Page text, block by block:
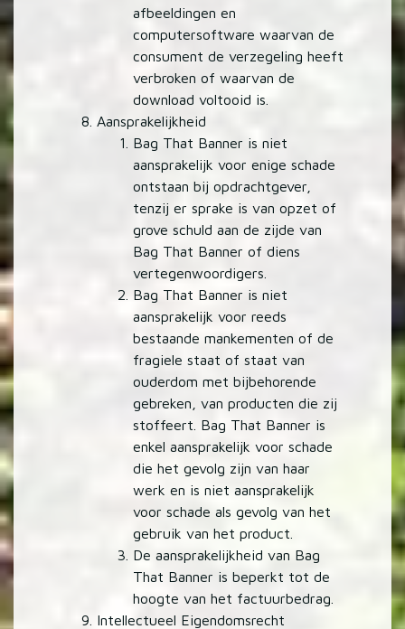
afbeeldingen en
computersoftware waarvan de
consument de verzegeling heeft
verbroken of waarvan de
download voltooid is.
Aansprakelijkheid
Bag That Banner is niet
aansprakelijk voor enige schade
ontstaan bij opdrachtgever,
tenzij er sprake is van opzet of
grove schuld aan de zijde van
Bag That Banner of diens
vertegenwoordigers.
Bag That Banner is niet
aansprakelijk voor reeds
bestaande mankementen of de
fragiele staat of staat van
ouderdom met bijbehorende
gebreken, van producten die zij
stoffeert. Bag That Banner is
enkel aansprakelijk voor schade
die het gevolg zijn van haar
werk en is niet aansprakelijk
voor schade als gevolg van het
gebruik van het product.
De aansprakelijkheid van Bag
That Banner is beperkt tot de
hoogte van het factuurbedrag.
Intellectueel Eigendomsrecht